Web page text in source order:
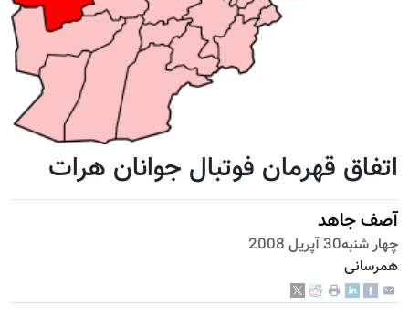
اتفاق قهرمان فوتبال جوانان هرات
آصف جاهد
چهار شنبه30 آپریل 2008
همرسانی